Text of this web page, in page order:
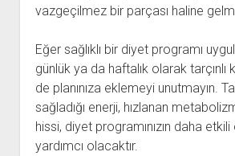
vazgeçilmez bir parçası haline
Eğer sağlıklı bir diyet programı
günlük ya da haftalık olarak tarçınlı
de planınıza eklemeyi unutmayın.
sağladığı enerji, hızlanan
hissi, diyet programınızın daha etkili
yardımcı olacaktır.